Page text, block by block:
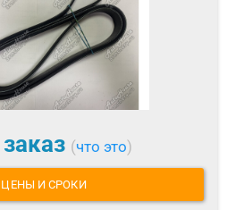
(что это)
ЦЕНЫ И СРОКИ